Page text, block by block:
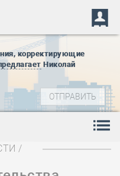
корректирующие
Николай
/